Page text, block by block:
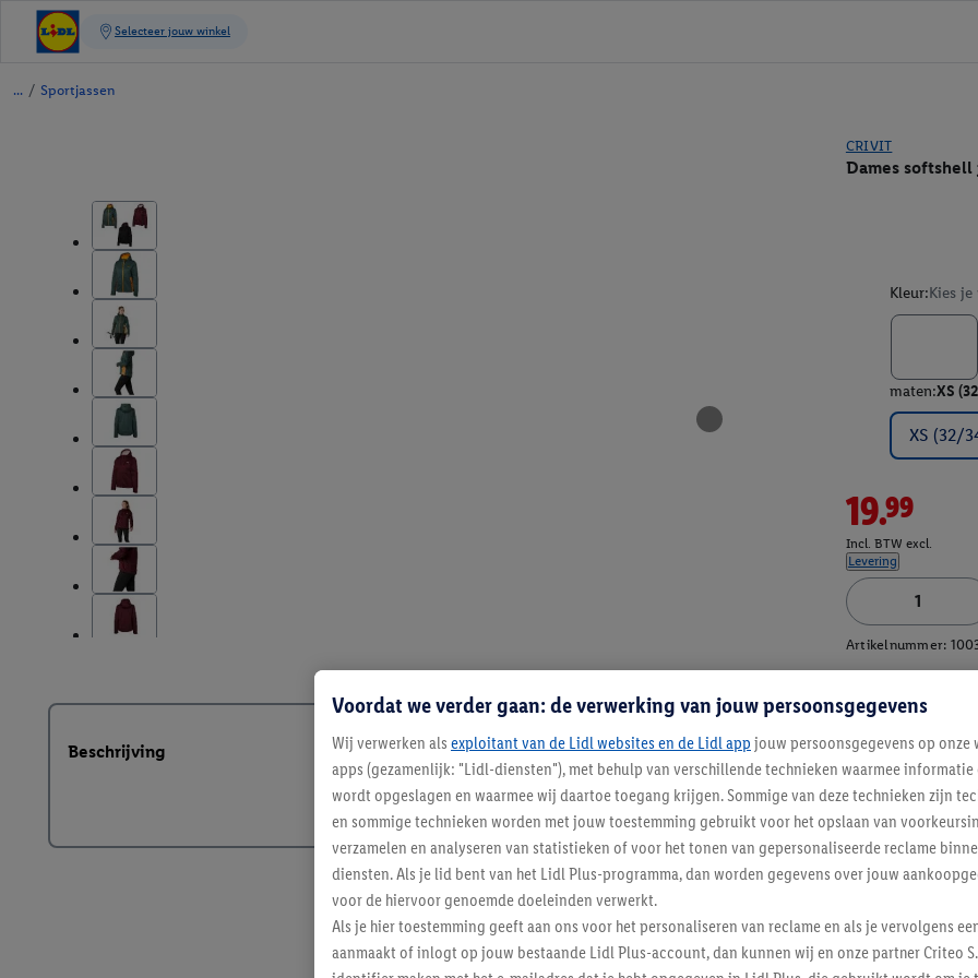
/ Sportjassen
CRIVIT
Dames softshell
Kleur:Kies
maten:XS
XS (32/
19.99
Incl. BTW excl.
Levering
Artikelnummer:
Beschrijving
Voordat we verder gaan: de verwerking van jouw persoonsgegevens
Wij verwerken als exploitant van de Lidl websites en de Lidl app jouw persoonsgegevens op onze
apps (gezamenlijk: "Lidl-diensten"), met behulp van verschillende technieken waarmee
wordt opgeslagen en waarmee wij daartoe toegang krijgen. Sommige van deze technieken zijn
en sommige technieken worden met jouw toestemming gebruikt voor het opslaan van
verzamelen en analyseren van statistieken of voor het tonen van gepersonaliseerde reclame
diensten. Als je lid bent van het Lidl Plus-programma, dan worden gegevens over jouw
voor de hiervoor genoemde doeleinden verwerkt.
Als je hier toestemming geeft aan ons voor het personaliseren van reclame en als je vervolgens
aanmaakt of inlogt op jouw bestaande Lidl Plus-account, dan kunnen wij en onze partner Criteo